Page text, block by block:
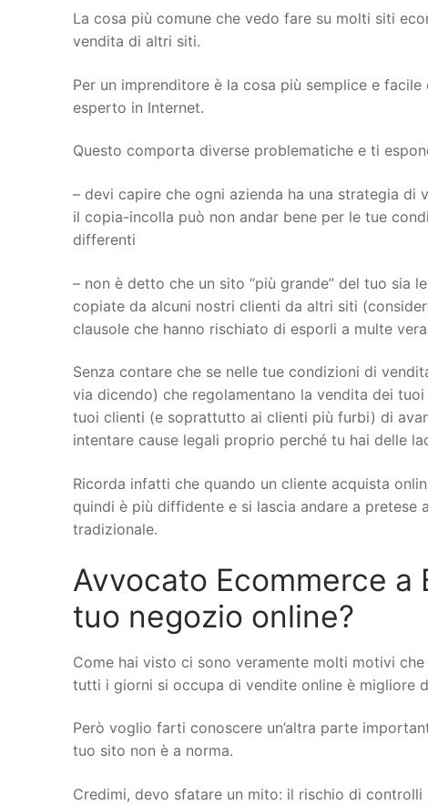
La cosa più comune che vedo fare su molti siti
vendita di altri siti.
Per un imprenditore è la cosa più semplice e
esperto in Internet.
Questo comporta diverse problematiche e ti
– devi capire che ogni azienda ha una strategia
il copia-incolla può non andar bene per le tue
differenti
– non è detto che un sito “più grande” del tuo sia
copiate da alcuni nostri clienti da altri siti
clausole che hanno rischiato di esporli a multe
Senza contare che se nelle tue condizioni di
via dicendo) che regolamentano la vendita dei
tuoi clienti (e soprattutto ai clienti più furbi) di
intentare cause legali proprio perché tu hai delle
Ricorda infatti che quando un cliente acquista
quindi è più diffidente e si lascia andare a
tradizionale.
Avvocato Ecommerce
tuo negozio online?
Come hai visto ci sono veramente molti motivi
tutti i giorni si occupa di vendite online è migliore
Però voglio farti conoscere un’altra parte
tuo sito non è a norma.
Credimi, devo sfatare un mito: il rischio di